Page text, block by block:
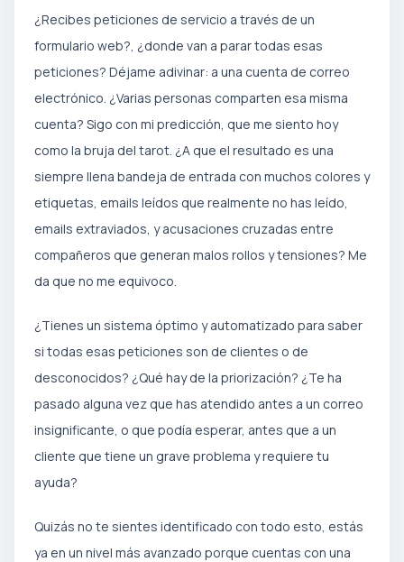
¿Recibes peticiones de servicio a través de un
formulario web?, ¿donde van a parar todas esas
peticiones? Déjame adivinar: a una cuenta de correo
electrónico. ¿Varias personas comparten esa misma
cuenta? Sigo con mi predicción, que me siento hoy
como la bruja del tarot. ¿A que el resultado es una
siempre llena bandeja de entrada con muchos colores y
etiquetas, emails leídos que realmente no has leído,
emails extraviados, y acusaciones cruzadas entre
compañeros que generan malos rollos y tensiones? Me
da que no me equivoco.
¿Tienes un sistema óptimo y automatizado para saber
si todas esas peticiones son de clientes o de
desconocidos? ¿Qué hay de la priorización? ¿Te ha
pasado alguna vez que has atendido antes a un correo
insignificante, o que podía esperar, antes que a un
cliente que tiene un grave problema y requiere tu
ayuda?
Quizás no te sientes identificado con todo esto, estás
ya en un nivel más avanzado porque cuentas con una